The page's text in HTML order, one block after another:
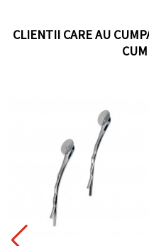
CLIENTII CARE AU